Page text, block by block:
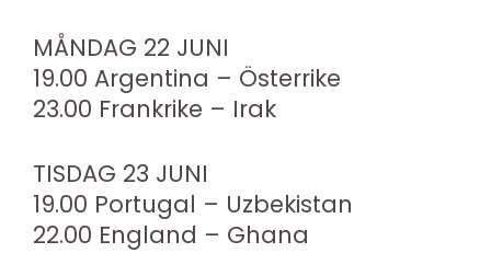
MÅNDAG 22 JUNI
19.00 Argentina – Österrike
23.00 Frankrike – Irak
TISDAG 23 JUNI
19.00 Portugal – Uzbekistan
22.00 England – Ghana